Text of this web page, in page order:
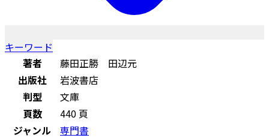
キーワード
著者
藤田正勝 田辺元
出版社
岩波書店
判型
文庫
頁数
440 頁
ジャンル
専門書